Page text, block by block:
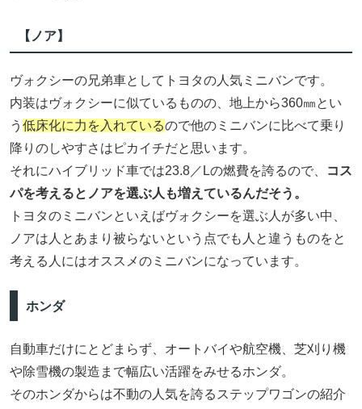
【ノア】
ヴォクシーの兄弟車としてトヨタの人気ミニバンです。
内装はヴォクシーに似ているものの、地上から360㎜とい
う 低床化に力を入れているので他のミニバンに比べて乗り
降りのしやすさはピカイチだと思います。
それにハイブリッド車では23.8／Lの燃費を誇るので、
コス
パを考えるとノアを選ぶ人も増えているんだそう。
トヨタのミニバンといえばヴォクシーを選ぶ人が多い中、
ノアは人とあまり被らないという点でも人と違うものをと
考える人にはオススメのミニバンになっています。
ホンダ
自動車だけにとどまらず、オートバイや航空機、芝刈り機
や除雪機の製造まで幅広い活躍をみせるホンダ。
そのホンダからは不動の人気を誇るステップワゴンの紹介